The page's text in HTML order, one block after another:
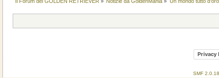
Privacy
SMF 2.0.18